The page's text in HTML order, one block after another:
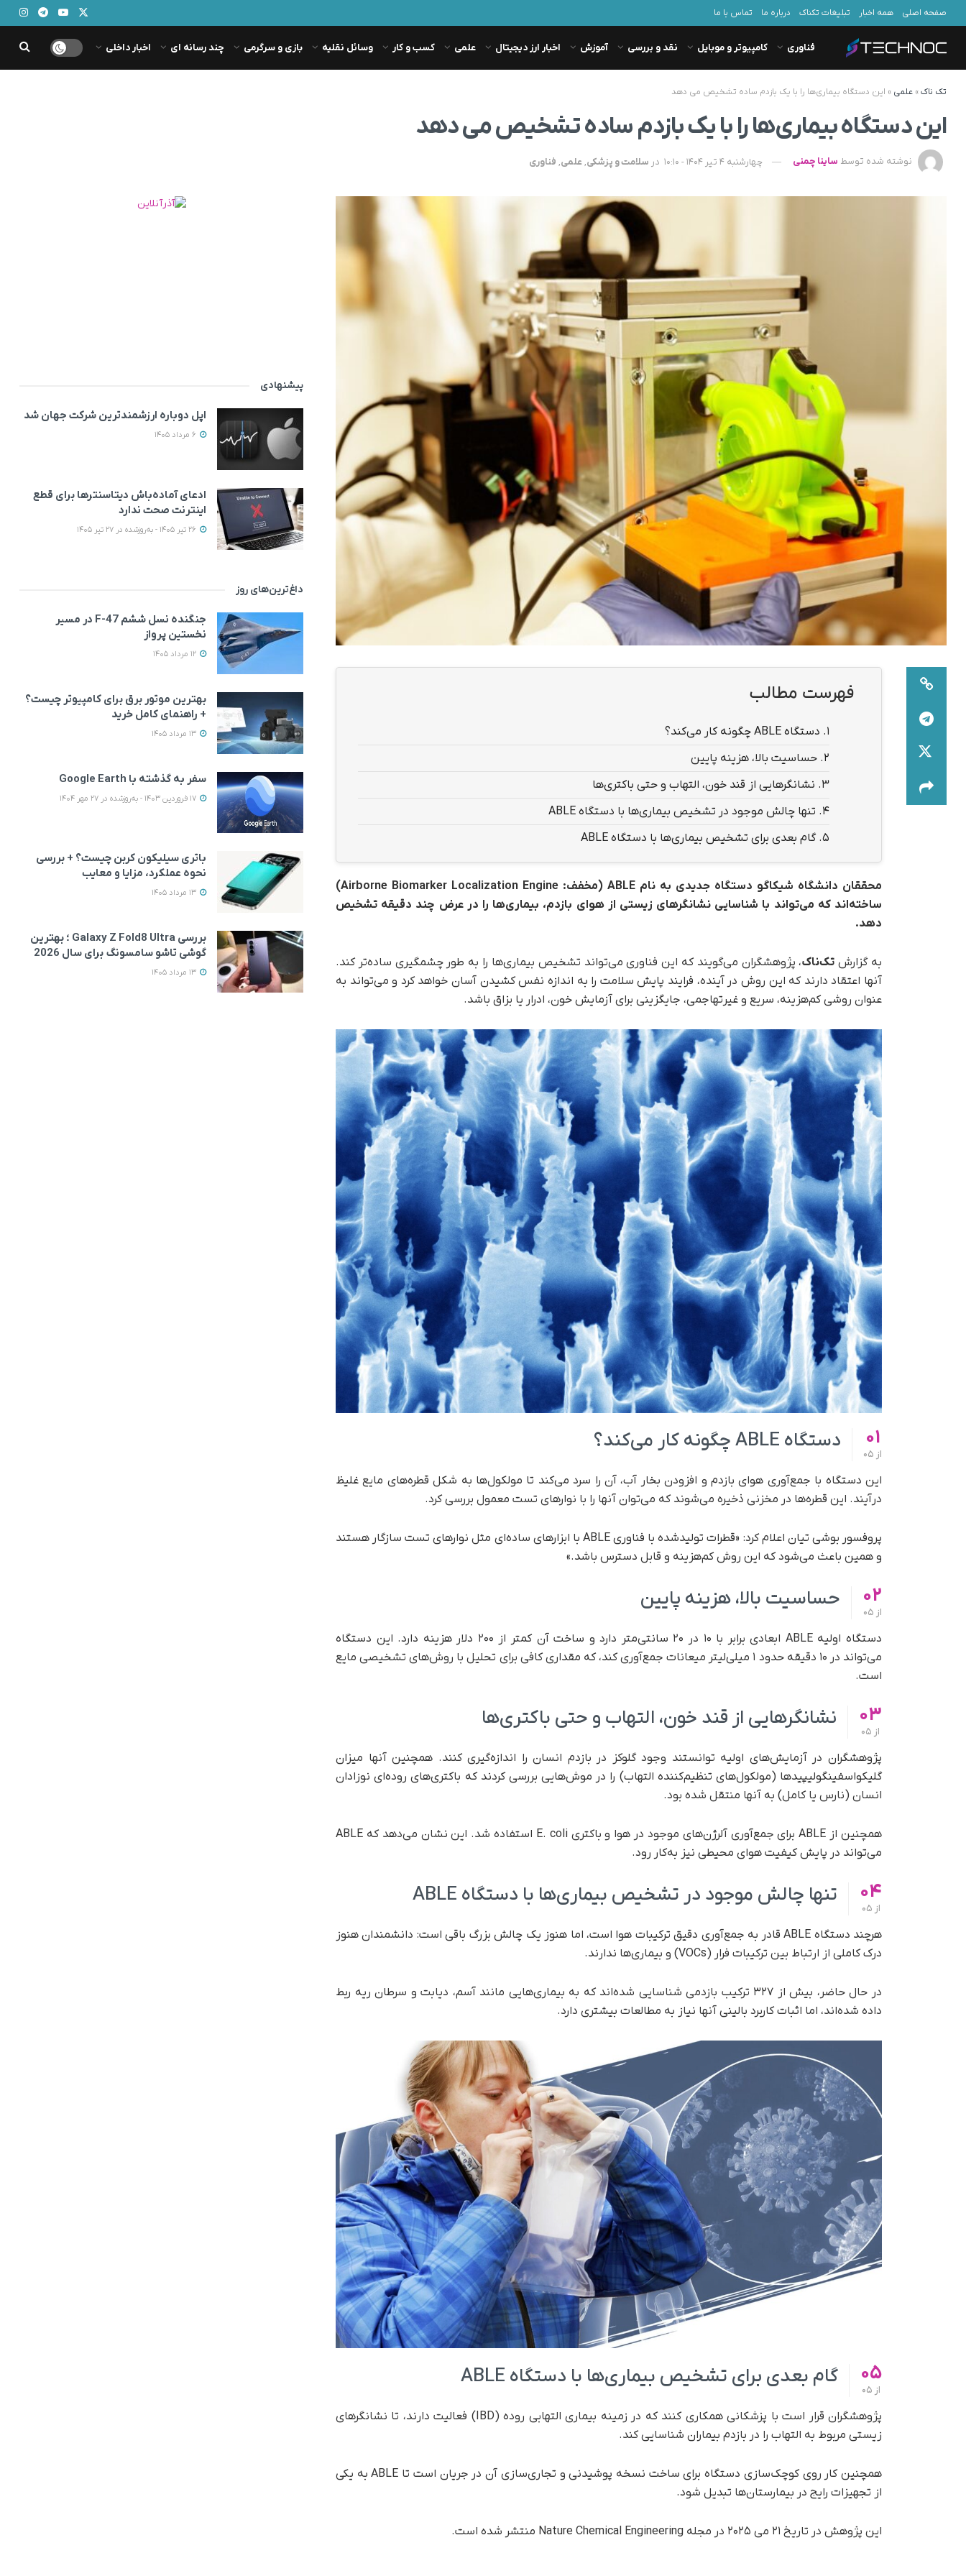
صفحه اصلی همه اخبار تبلیغات تکناک درباره ما تماس با ما
فناوری کامپیوتر و موبایل نقد و بررسی آموزش اخبار ارز دیجیتال علمی کسب و کار وسائل نقلیه بازی و سرگرمی چند رسانه ای اخبار داخلی
تک ناک» علمی » این دستگاه بیماری‌ها را با یک بازدم ساده تشخیص می دهد
این دستگاه بیماری‌ها را با یک بازدم ساده تشخیص می دهد
نوشته شده توسط ساینا چمنی چهارشنبه 4 تیر 1404 - 10:10 در سلامت و پزشکی, علمی, فناوری
فهرست مطالب
1. دستگاه ABLE چگونه کار می‌کند؟
2. حساسیت بالا، هزینه پایین
3. نشانگرهایی از قند خون، التهاب و حتی باکتری‌ها
4. تنها چالش موجود در تشخیص بیماری‌ها با دستگاه ABLE
5. گام بعدی برای تشخیص بیماری‌ها با دستگاه ABLE
محققان دانشگاه شیکاگو دستگاه جدیدی به نام ABLE (مخفف: Airborne Biomarker Localization Engine)
ساخته‌اند که می‌تواند با شناسایی نشانگرهای زیستی از هوای بازدم، بیماری‌ها را در عرض چند دقیقه تشخیص
دهد.
به گزارش تک‌ناک، پژوهشگران می‌گویند که این فناوری می‌تواند تشخیص بیماری‌ها را به‌ طور چشمگیری ساده‌تر کند.
آنها اعتقاد دارند که این روش در آینده، فرایند پایش سلامت را به اندازه نفس کشیدن آسان خواهد کرد و می‌تواند به
عنوان روشی کم‌هزینه، سریع و غیرتهاجمی، جایگزینی برای آزمایش خون، ادرار یا بزاق باشد.
01
از
دستگاه ABLE چگونه کار می‌کند؟
این دستگاه با جمع‌آوری هوای بازدم و افزودن بخار آب، آن را سرد می‌کند تا مولکول‌ها به شکل قطره‌های مایع غلیظ
درآیند. این قطره‌ها در مخزنی ذخیره می‌شوند که می‌توان آنها را با نوارهای تست معمول بررسی کرد.
پروفسور بوشی تیان اعلام کرد: «قطرات تولیدشده با فناوری ABLE با ابزارهای ساده‌ای مثل نوارهای تست سازگار هستند
و همین باعث می‌شود که این روش کم‌هزینه و قابل دسترس باشد.»
02
از
حساسیت بالا، هزینه پایین
دستگاه اولیه ABLE ابعادی برابر با ۱۰ در ۲۰ سانتی‌متر دارد و ساخت آن کمتر از ۲۰۰ دلار هزینه دارد. این دستگاه
می‌تواند در ۱۰ دقیقه حدود ۱ میلی‌لیتر میعانات جمع‌آوری کند، که مقداری کافی برای تحلیل با روش‌های تشخیصی مایع
است.
03
از
نشانگرهایی از قند خون، التهاب و حتی باکتری‌ها
پژوهشگران در آزمایش‌های اولیه توانستند وجود گلوکز در بازدم انسان را اندازه‌گیری کنند. همچنین آنها میزان
گلیکواسفینگولیپیدها (مولکول‌های تنظیم‌کننده التهاب) را در موش‌هایی بررسی کردند که باکتری‌های روده‌ای نوزادان
انسان (نارس یا کامل) به آنها منتقل شده بود.
همچنین از ABLE برای جمع‌آوری آلرژن‌های موجود در هوا و باکتری E. coli استفاده شد. این نشان می‌دهد که ABLE
می‌تواند در پایش کیفیت هوای محیطی نیز به‌کار رود.
04
از
تنها چالش موجود در تشخیص بیماری‌ها با دستگاه ABLE
هرچند دستگاه ABLE قادر به جمع‌آوری دقیق ترکیبات هوا است، اما هنوز یک چالش بزرگ باقی است: دانشمندان هنوز
درک کاملی از ارتباط بین ترکیبات فرار (VOCs) و بیماری‌ها ندارند.
در حال حاضر، بیش از ۳۲۷ ترکیب بازدمی شناسایی شده‌اند که به بیماری‌هایی مانند آسم، دیابت و سرطان ریه ربط
داده شده‌اند، اما اثبات کاربرد بالینی آنها نیاز به مطالعات بیشتری دارد.
05
از
گام بعدی برای تشخیص بیماری‌ها با دستگاه ABLE
پژوهشگران قرار است با پزشکانی همکاری کنند که در زمینه بیماری التهابی روده (IBD) فعالیت دارند، تا نشانگرهای
زیستی مربوط به التهاب را در بازدم بیماران شناسایی کند.
همچنین کار روی کوچک‌سازی دستگاه برای ساخت نسخه پوشیدنی و تجاری‌سازی آن در جریان است تا ABLE به یکی
از تجهیزات رایج در بیمارستان‌ها تبدیل شود.
این پژوهش در تاریخ ۲۱ می ۲۰۲۵ در مجله Nature Chemical Engineering منتشر شده است.
پیشنهادی
اپل دوباره ارزشمندترین شرکت جهان شد
ادعای آماده‌باش دیتاسنترها برای قطع
اینترنت صحت ندارد
داغ‌ترین‌های روز
جنگنده نسل ششم F-47 در مسیر
نخستین پرواز
بهترین موتور برق برای کامپیوتر چیست؟
+ راهنمای کامل خرید
سفر به گذشته با Google Earth
باتری سیلیکون کربن چیست؟ + بررسی
نحوه عملکرد، مزایا و معایب
بررسی Galaxy Z Fold8 Ultra ؛ بهترین
گوشی تاشو سامسونگ برای سال 2026